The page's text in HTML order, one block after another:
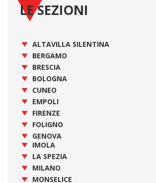
LE SEZIONI
ALTAVILLA SILENTINA
BERGAMO
BRESCIA
BOLOGNA
CUNEO
EMPOLI
FIRENZE
FOLIGNO
GENOVA
IMOLA
LA SPEZIA
MILANO
MONSELICE